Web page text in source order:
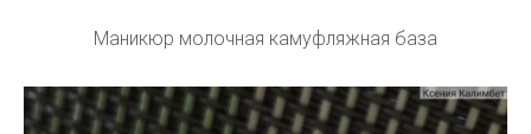
Маникюр молочная камуфляжная база